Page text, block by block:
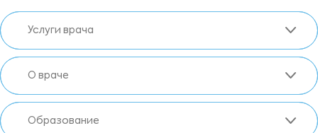
Услуги врача
О враче
Образование